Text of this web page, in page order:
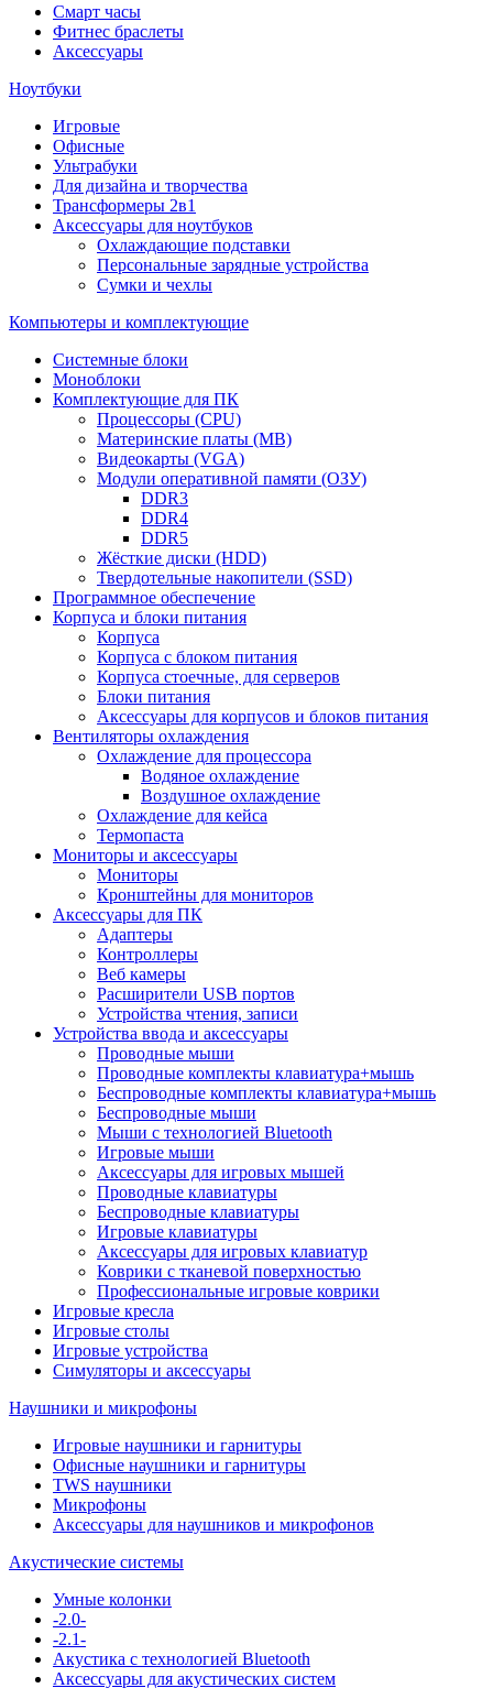
Смарт часы
Фитнес браслеты
Аксессуары
Ноутбуки
Игровые
Офисные
Ультрабуки
Для дизайна и творчества
Трансформеры 2в1
Аксессуары для ноутбуков
Охлаждающие подставки
Персональные зарядные устройства
Сумки и чехлы
Компьютеры и комплектующие
Системные блоки
Моноблоки
Комплектующие для ПК
Процессоры (CPU)
Материнские платы (MB)
Видеокарты (VGA)
Модули оперативной памяти (ОЗУ)
DDR3
DDR4
DDR5
Жёсткие диски (HDD)
Твердотельные накопители (SSD)
Программное обеспечение
Корпуса и блоки питания
Корпуса
Корпуса с блоком питания
Корпуса стоечные, для серверов
Блоки питания
Аксессуары для корпусов и блоков питания
Вентиляторы охлаждения
Охлаждение для процессора
Водяное охлаждение
Воздушное охлаждение
Охлаждение для кейса
Термопаста
Мониторы и аксессуары
Мониторы
Кронштейны для мониторов
Аксессуары для ПК
Адаптеры
Контроллеры
Веб камеры
Расширители USB портов
Устройства чтения, записи
Устройства ввода и аксессуары
Проводные мыши
Проводные комплекты клавиатура+мышь
Беспроводные комплекты клавиатура+мышь
Беспроводные мыши
Мыши с технологией Bluetooth
Игровые мыши
Аксессуары для игровых мышей
Проводные клавиатуры
Беспроводные клавиатуры
Игровые клавиатуры
Аксессуары для игровых клавиатур
Коврики с тканевой поверхностью
Профессиональные игровые коврики
Игровые кресла
Игровые столы
Игровые устройства
Симуляторы и аксессуары
Наушники и микрофоны
Игровые наушники и гарнитуры
Офисные наушники и гарнитуры
TWS наушники
Микрофоны
Аксессуары для наушников и микрофонов
Акустические системы
Умные колонки
-2.0-
-2.1-
Акустика с технологией Bluetooth
Аксессуары для акустических систем